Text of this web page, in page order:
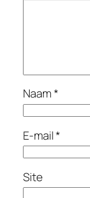
Naam*
E-mail*
Site